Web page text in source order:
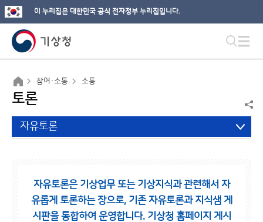
이 누리집은 대한민국 공식 전자정부 누리집입니다.
참여·소통 소통
토론
자유토론
자유토론은 기상업무 또는 기상지식과 관련해서 자
유롭게 토론하는 장으로, 기존 자유토론과 지식샘 게
시판을 통합하여 운영합니다. 기상청 홈페이지 게시